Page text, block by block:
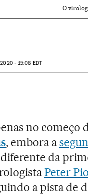
O
- 15:08 EDT
no começo
, embora a
da
Peter
a pista de